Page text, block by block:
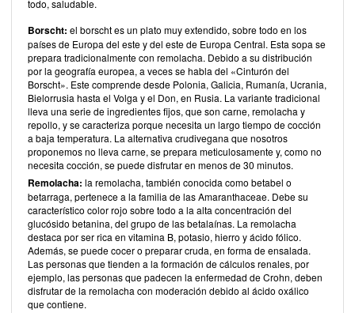
todo, saludable.
Borscht: el borscht es un plato muy extendido, sobre todo en los
países de Europa del este y del este de Europa Central. Esta sopa se
prepara tradicionalmente con remolacha. Debido a su distribución
por la geografía europea, a veces se habla del «Cinturón del
Borscht». Este comprende desde Polonia, Galicia, Rumanía, Ucrania,
Bielorrusia hasta el Volga y el Don, en Rusia. La variante tradicional
lleva una serie de ingredientes fijos, que son carne, remolacha y
repollo, y se caracteriza porque necesita un largo tiempo de cocción
a baja temperatura. La alternativa crudivegana que nosotros
proponemos no lleva carne, se prepara meticulosamente y, como no
necesita cocción, se puede disfrutar en menos de 30 minutos.
Remolacha: la remolacha, también conocida como betabel o
betarraga, pertenece a la familia de las Amaranthaceae. Debe su
característico color rojo sobre todo a la alta concentración del
glucósido betanina, del grupo de las betalaínas. La remolacha
destaca por ser rica en vitamina B, potasio, hierro y ácido fólico.
Además, se puede cocer o preparar cruda, en forma de ensalada.
Las personas que tienden a la formación de cálculos renales, por
ejemplo, las personas que padecen la enfermedad de Crohn, deben
disfrutar de la remolacha con moderación debido al ácido oxálico
que contiene.